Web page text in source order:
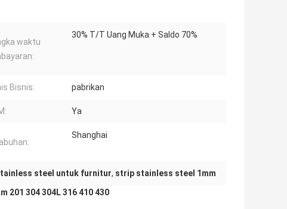
waktu
30% T/T Uang Muka + Saldo 70%
Bisnis: pabrikan
Ya
Shanghai
steel untuk furnitur, strip stainless steel 1mm
201 304 304L 316 410 430